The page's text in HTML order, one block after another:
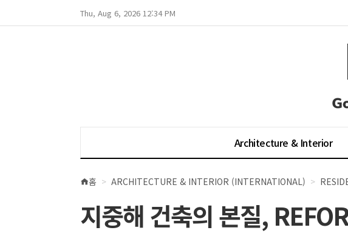
Thu, Aug 6, 2026 12:34 PM
Architecture & Interior
현
위
치
홈 ARCHITECTURE & INTERIOR (INTERNATIONAL)
지중해 건축의 본질,